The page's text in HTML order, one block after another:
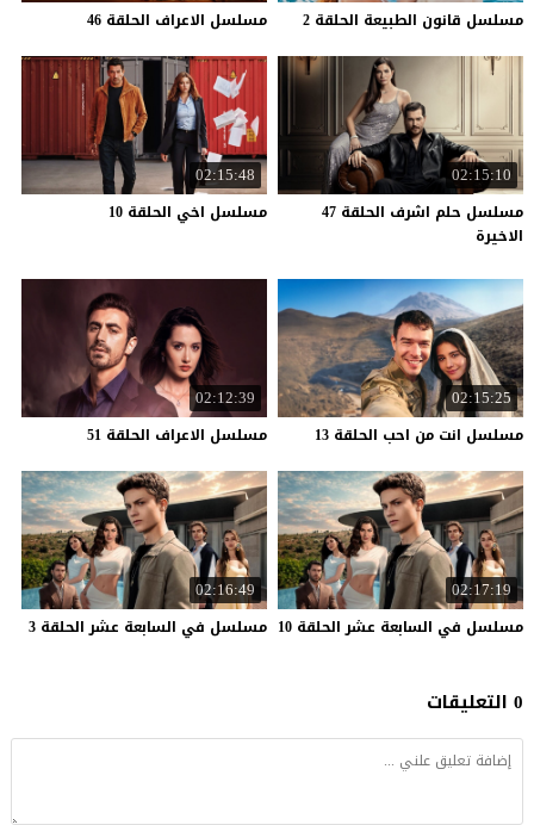
مسلسل قانون الطبيعة الحلقة 2 مسلسل الاعراف الحلقة 46
02:15:10
مسلسل حلم اشرف الحلقة 47
الاخيرة
02:15:48
مسلسل اخي الحلقة 10
02:15:25
مسلسل انت من احب الحلقة 13
02:12:39
مسلسل الاعراف الحلقة 51
02:17:19
مسلسل في السابعة عشر الحلقة 10
02:16:49
مسلسل في السابعة عشر الحلقة 3
0 التعليقات